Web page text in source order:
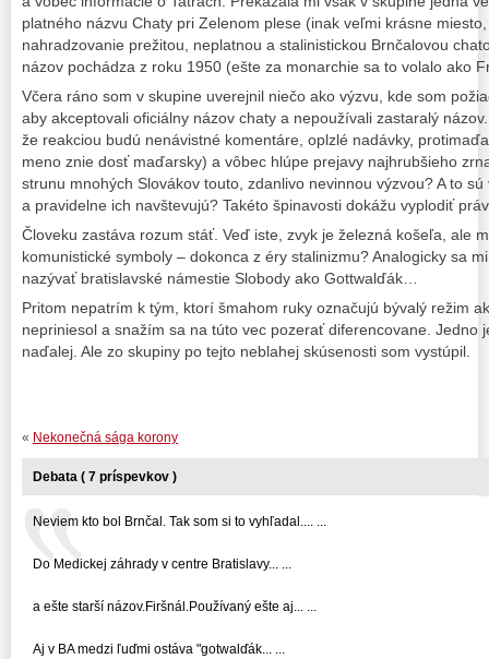
platného názvu Chaty pri Zelenom plese (inak veľmi krásne
nahradzovanie prežitou, neplatnou a stalinistickou Brnčalovou
názov pochádza z roku 1950 (ešte za monarchie sa to volalo ako
Včera ráno som v skupine uverejnil niečo ako výzvu, kde som
aby akceptovali oficiálny názov chaty a nepoužívali zastaralý
že reakciou budú nenávistné komentáre, oplzlé nadávky,
meno znie dosť maďarsky) a vôbec hlúpe prejavy najhrubšieho
strunu mnohých Slovákov touto, zdanlivo nevinnou výzvou? A to
a pravidelne ich navštevujú? Takéto špinavosti dokážu vyplodiť
Človeku zastáva rozum stáť. Veď iste, zvyk je železná košeľa, ale
komunistické symboly – dokonca z éry stalinizmu? Analogicky sa
nazývať bratislavské námestie Slobody ako Gottwalďák…
Pritom nepatrím k tým, ktorí šmahom ruky označujú bývalý režim
nepriniesol a snažím sa na túto vec pozerať diferencovane. Jedno
naďalej. Ale zo skupiny po tejto neblahej skúsenosti som vystúpil.
« Nekonečná sága korony
Debata ( 7 príspevkov )
Neviem kto bol Brnčal. Tak som si to vyhľadal.... ...
Do Medickej záhrady v centre Bratislavy... ...
a ešte starší názov.Firšnál.Používaný ešte aj... ...
Aj v BA medzi ľuďmi ostáva "gotwalďák... ...